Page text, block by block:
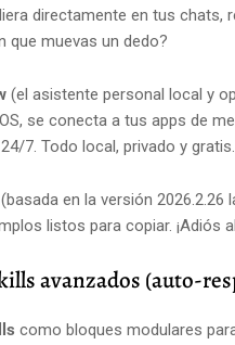
directamente en tus
que muevas un dedo?
(el asistente personal local y
se conecta a tus apps de
7. Todo local, privado y gratis.
en la versión
listos para copiar. ¡Adiós
avanzados (auto-
como bloques modulares